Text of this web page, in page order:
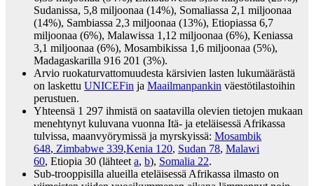
Sudanissa, 5,8 miljoonaa (14%), Somaliassa 2,1 miljoonaa
(14%), Sambiassa 2,3 miljoonaa (13%), Etiopiassa 6,7
miljoonaa (6%), Malawissa 1,12 miljoonaa (6%), Keniassa
3,1 miljoonaa (6%), Mosambikissa 1,6 miljoonaa (5%),
Madagaskarilla 916 201 (3%).
Arvio ruokaturvattomuudesta kärsivien lasten lukumäärästä
on laskettu UNICEFin ja Maailmanpankin väestötilastoihin
perustuen.
Yhteensä 1 297 ihmistä on saatavilla olevien tietojen mukaan
menehtynyt kuluvana vuonna Itä- ja eteläisessä Afrikassa
tulvissa, maanvyörymissä ja myrskyissä: Mosambik
648, Zimbabwe 339,Kenia 120, Sudan 78, Malawi
60, Etiopia 30 (lähteeta, b), Somalia 22.
Sub-trooppisilla alueilla eteläisessä Afrikassa ilmasto on